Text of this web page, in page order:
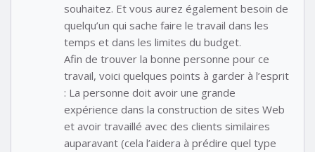
souhaitez. Et vous aurez également besoin de
quelqu’un qui sache faire le travail dans les
temps et dans les limites du budget.
Afin de trouver la bonne personne pour ce
travail, voici quelques points à garder à l’esprit
: La personne doit avoir une grande
expérience dans la construction de sites Web
et avoir travaillé avec des clients similaires
auparavant (cela l’aidera à prédire quel type